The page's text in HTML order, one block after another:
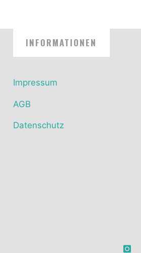
INFORMATIONEN
Impressum
AGB
Datenschutz